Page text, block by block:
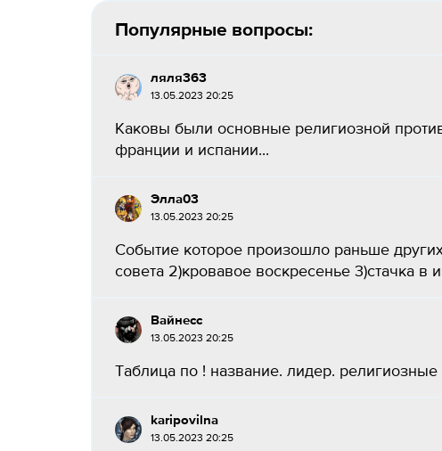
Популярные вопросы:
ляля363
13.05.2023 20:25
Каковы были основные религиозной
франции и испании...
Элла03
13.05.2023 20:25
Событие которое произошло раньше
совета 2)кровавое воскресенье 3)стачка
Вайнесс
13.05.2023 20:25
Таблица по ! название. лидер.
karipovilna
13.05.2023 20:25